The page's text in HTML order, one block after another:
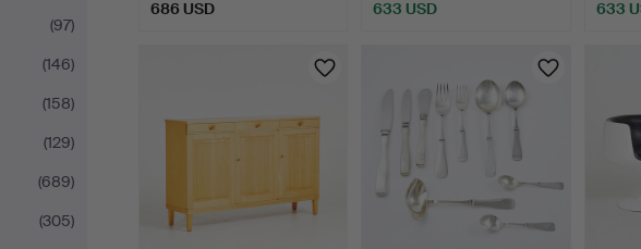
(97)
(146)
(158)
(129)
(689)
(305)
686 USD 633 USD 633